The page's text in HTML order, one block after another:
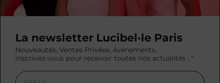
La newsletter Lucibel·le Paris
Nouveautés, Ventes Privées, événements,
inscrivez-vous pour recevoir toutes nos actualités :